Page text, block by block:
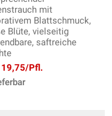
mit
Blattschmuck,
Blüte, vielseitig
saftreiche
19,75/Pfl.